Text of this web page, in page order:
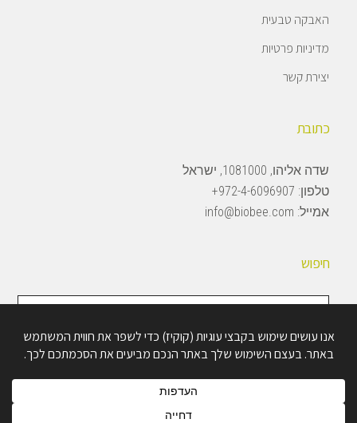
האבקה טבעית
מדיניות פרטיות
יצירת קשר
כתובת
שדה אליהו, 1081000, ישראל
טלפון: 972-4-6096907+
אמייל: info@biobee.com
חיפוש
חיפוש